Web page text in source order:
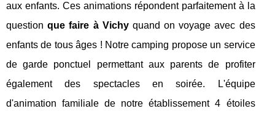
aux enfants. Ces animations répondent parfaitement à la
questionque faire à Vichyquand on voyage avec des
enfants de tous âges ! Notre camping propose un service
de garde ponctuel permettant aux parents de profiter
également des spectacles en soirée. L'équipe
d'animation familiale de notre établissement 4 étoiles